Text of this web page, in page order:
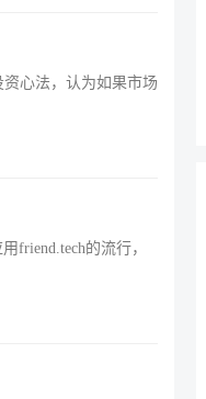
心法，认为如果市场
friend.tech的流行，